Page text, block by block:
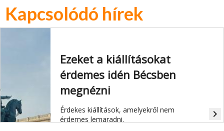
Kapcsolódó hírek
Ezeket a kiállításokat
érdemes idén Bécsben
megnézni
Érdekes kiállítások, amelyekről nem
érdemes lemaradni.
navigate_next